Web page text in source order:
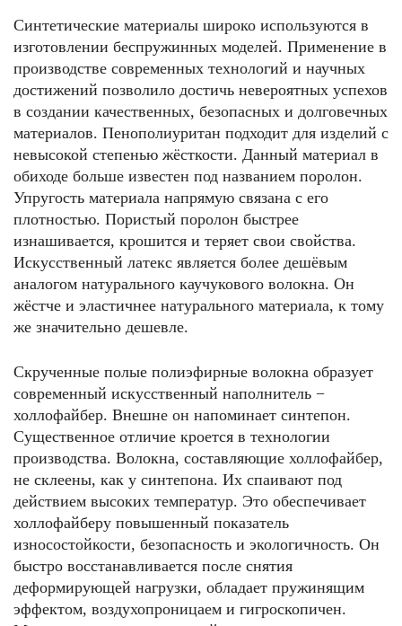
Синтетические материалы широко используются в
изготовлении беспружинных моделей. Применение в
производстве современных технологий и научных
достижений позволило достичь невероятных успехов
в создании качественных, безопасных и долговечных
материалов. Пенополиуритан подходит для изделий с
невысокой степенью жёсткости. Данный материал в
обиходе больше известен под названием поролон.
Упругость материала напрямую связана с его
плотностью. Пористый поролон быстрее
изнашивается, крошится и теряет свои свойства.
Искусственный латекс является более дешёвым
аналогом натурального каучукового волокна. Он
жёстче и эластичнее натурального материала, к тому
же значительно дешевле.
Скрученные полые полиэфирные волокна образует
современный искусственный наполнитель −
холлофайбер. Внешне он напоминает синтепон.
Существенное отличие кроется в технологии
производства. Волокна, составляющие холлофайбер,
не склеены, как у синтепона. Их спаивают под
действием высоких температур. Это обеспечивает
холлофайберу повышенный показатель
износостойкости, безопасность и экологичность. Он
быстро восстанавливается после снятия
деформирующей нагрузки, обладает пружинящим
эффектом, воздухопроницаем и гигроскопичен.